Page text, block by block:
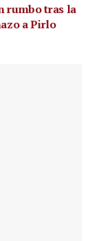
rumbo tras la
a Pirlo